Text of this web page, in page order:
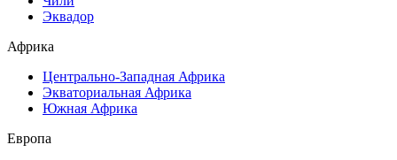
Эквадор
Африка
Центрально-Западная Африка
Экваториальная Африка
Южная Африка
Европа